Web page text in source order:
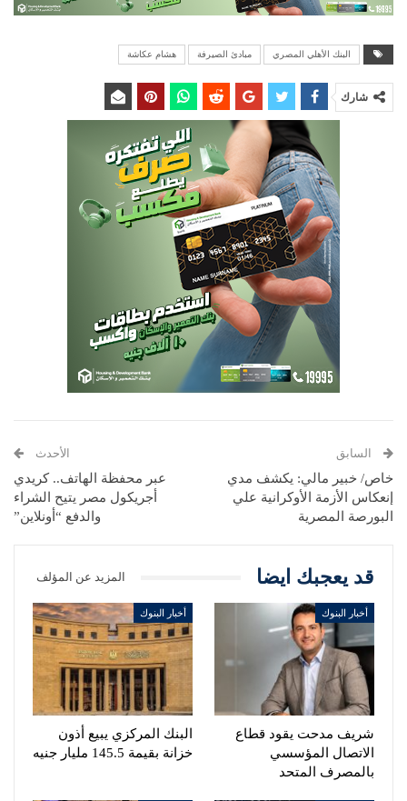
البنك الأهلي المصري مبادئ الصيرفة هشام عكاشة
شارك
السابق
خاص/ خبير مالي: يكشف مدي
إنعكاس الأزمة الأوكرانية علي
البورصة المصرية
الأحدث
عبر محفظة الهاتف.. كريدي
أجريكول مصر يتيح الشراء
والدفع “أونلاين”
قد يعجبك ايضا المزيد عن المؤلف
أخبار البنوك
شريف مدحت يقود قطاع
الاتصال المؤسسي
بالمصرف المتحد
أخبار البنوك
البنك المركزي يبيع أذون
خزانة بقيمة 145.5 مليار جنيه